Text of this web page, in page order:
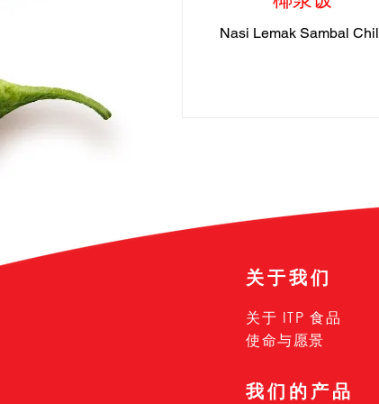
Nasi Lemak Sambal Chilli
关于我们
关于 ITP 食品
使命与愿景
我们的产品